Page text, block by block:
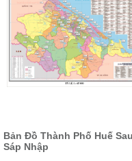
Be the first to review “Bản
Sáp Nhập”
Tên*
Bản Đồ Thành Phố Huế Sau
Sáp Nhập